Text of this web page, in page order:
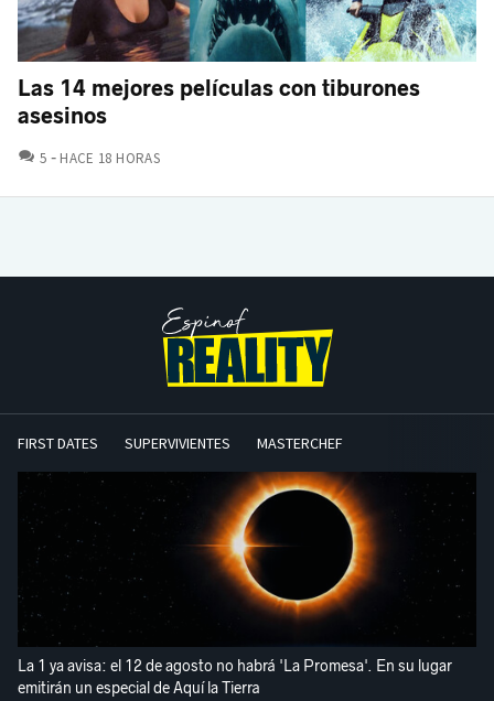
Las 14 mejores películas con tiburones
asesinos
5 COMENTARIOS
HACE 18 HORAS
FIRST DATES SUPERVIVIENTES MASTERCHEF
La 1 ya avisa: el 12 de agosto no habrá 'La Promesa'. En su lugar
emitirán un especial de Aquí la Tierra